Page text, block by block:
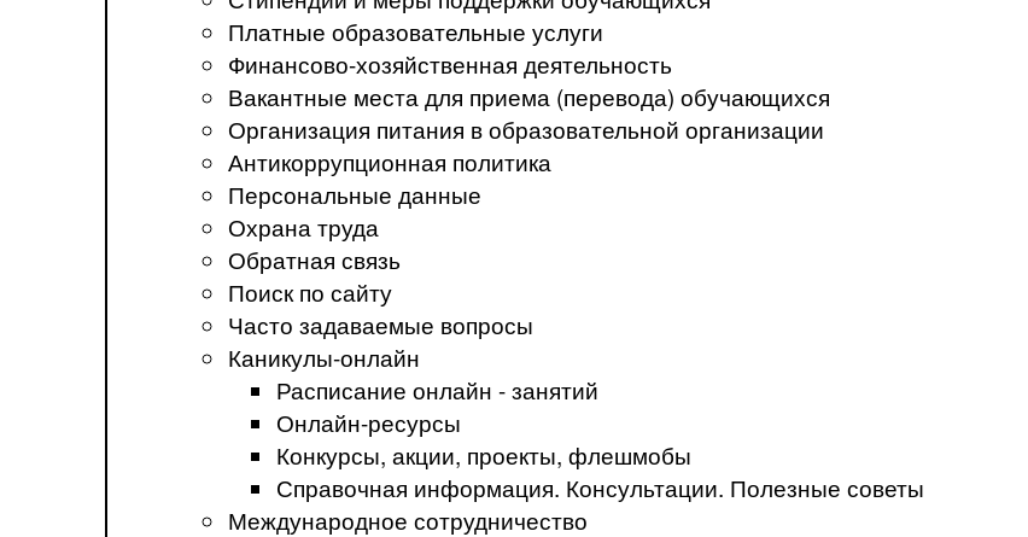
Платные образовательные услуги
Финансово-хозяйственная деятельность
Вакантные места для приема (перевода) обучающихся
Организация питания в образовательной организации
Антикоррупционная политика
Персональные данные
Охрана труда
Обратная связь
Поиск по сайту
Часто задаваемые вопросы
Каникулы-онлайн
Расписание онлайн - занятий
Онлайн-ресурсы
Конкурсы, акции, проекты, флешмобы
Справочная информация. Консультации. Полезные советы
Международное сотрудничество